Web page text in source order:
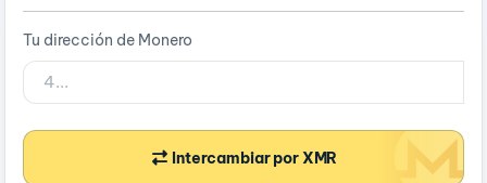
Tu dirección de Monero
Intercambiar por XMR